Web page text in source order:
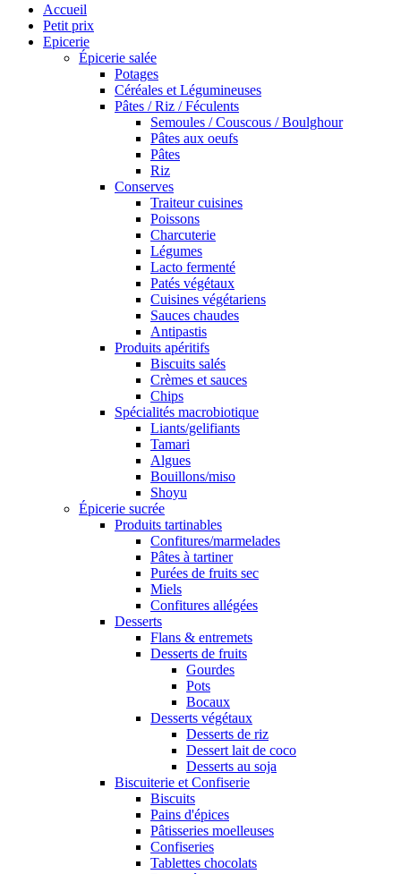
Accueil
Petit prix
Epicerie
Épicerie salée
Potages
Céréales et Légumineuses
Pâtes / Riz / Féculents
Semoules / Couscous / Boulghour
Pâtes aux oeufs
Pâtes
Riz
Conserves
Traiteur cuisines
Poissons
Charcuterie
Légumes
Lacto fermenté
Patés végétaux
Cuisines végétariens
Sauces chaudes
Antipastis
Produits apéritifs
Biscuits salés
Crèmes et sauces
Chips
Spécialités macrobiotique
Liants/gelifiants
Tamari
Algues
Bouillons/miso
Shoyu
Épicerie sucrée
Produits tartinables
Confitures/marmelades
Pâtes à tartiner
Purées de fruits sec
Miels
Confitures allégées
Desserts
Flans & entremets
Desserts de fruits
Gourdes
Pots
Bocaux
Desserts végétaux
Desserts de riz
Dessert lait de coco
Desserts au soja
Biscuiterie et Confiserie
Biscuits
Pains d'épices
Pâtisseries moelleuses
Confiseries
Tablettes chocolats